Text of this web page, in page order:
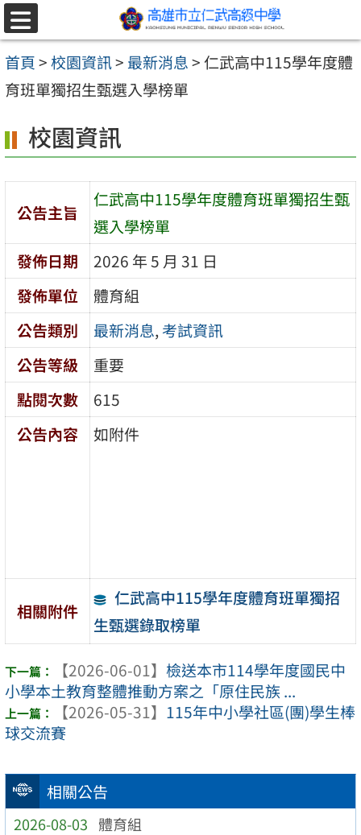
跳至主要內容區
選
單
首頁>校園資訊> 最新消息> 仁武高中115學年度體
育班單獨招生甄選入學榜單
相關公告
2026-08-03 體育組
校園資訊
公告主旨
仁武高中115學年度體育班單獨招生甄
選入學榜單
發佈日期
2026 年 5 月 31 日
發佈單位
體育組
公告類別
最新消息,考試資訊
公告等級
重要
點閱次數
615
公告內容
如附件
相關附件
仁武高中115學年度體育班單獨招
生甄選錄取榜單
【2026-06-01】 檢送本市114學年度國民中
小學本土教育整體推動方案之「原住民族 ...
【2026-05-31】 115年中小學社區(團)學生棒
球交流賽